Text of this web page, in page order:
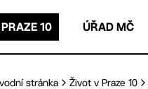
10 ÚŘAD MČ
stránka Život v Praze 10